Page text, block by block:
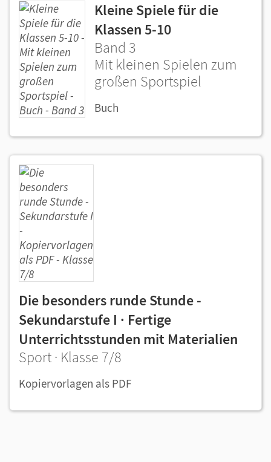
Kleine Spiele für die
Klassen 5-10
Band 3
Mit kleinen Spielen zum
großen Sportspiel
Buch
Die besonders runde Stunde -
Sekundarstufe I · Fertige
Unterrichtsstunden mit Materialien
Sport · Klasse 7/8
Kopiervorlagen als PDF